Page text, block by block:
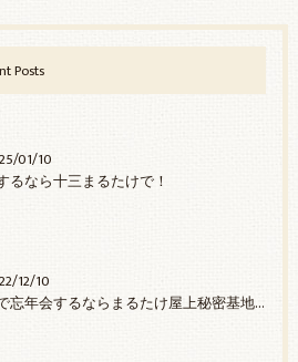
Posts
01/10
るなら十三まるたけで！
12/10
大阪で忘年会するならまるたけ屋上秘密基地へ